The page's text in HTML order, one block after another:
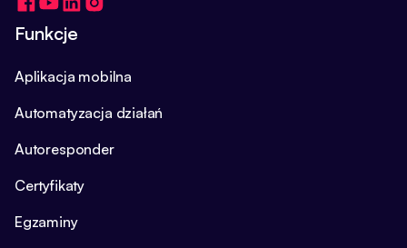
Funkcje
Aplikacja mobilna
Automatyzacja działań
Autoresponder
Certyfikaty
Egzaminy